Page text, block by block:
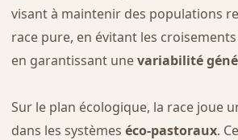
visant à maintenir des populations
race pure, en évitant les
en garantissant unevariabilité
Sur le plan écologique, la race joue
dans les systèmes éco-pastoraux.